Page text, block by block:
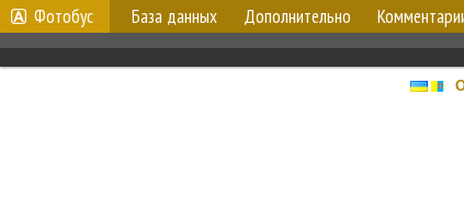
Фотобус База данных Дополнительно